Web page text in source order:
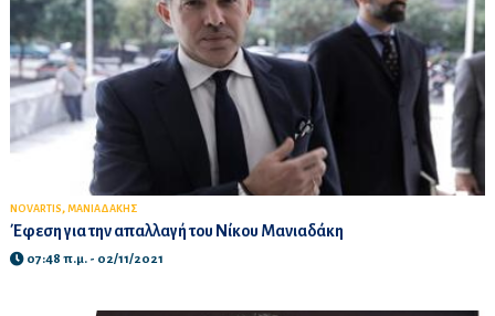
NOVARTIS, ΜΑΝΙΑΔΑΚΗΣ
Έφεση για την απαλλαγή του Νίκου Μανιαδάκη
07:48 π.μ. - 02/11/2021